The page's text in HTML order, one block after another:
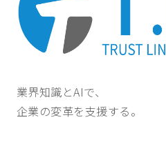
業界知識とAIで、
企業の変革を支援する。